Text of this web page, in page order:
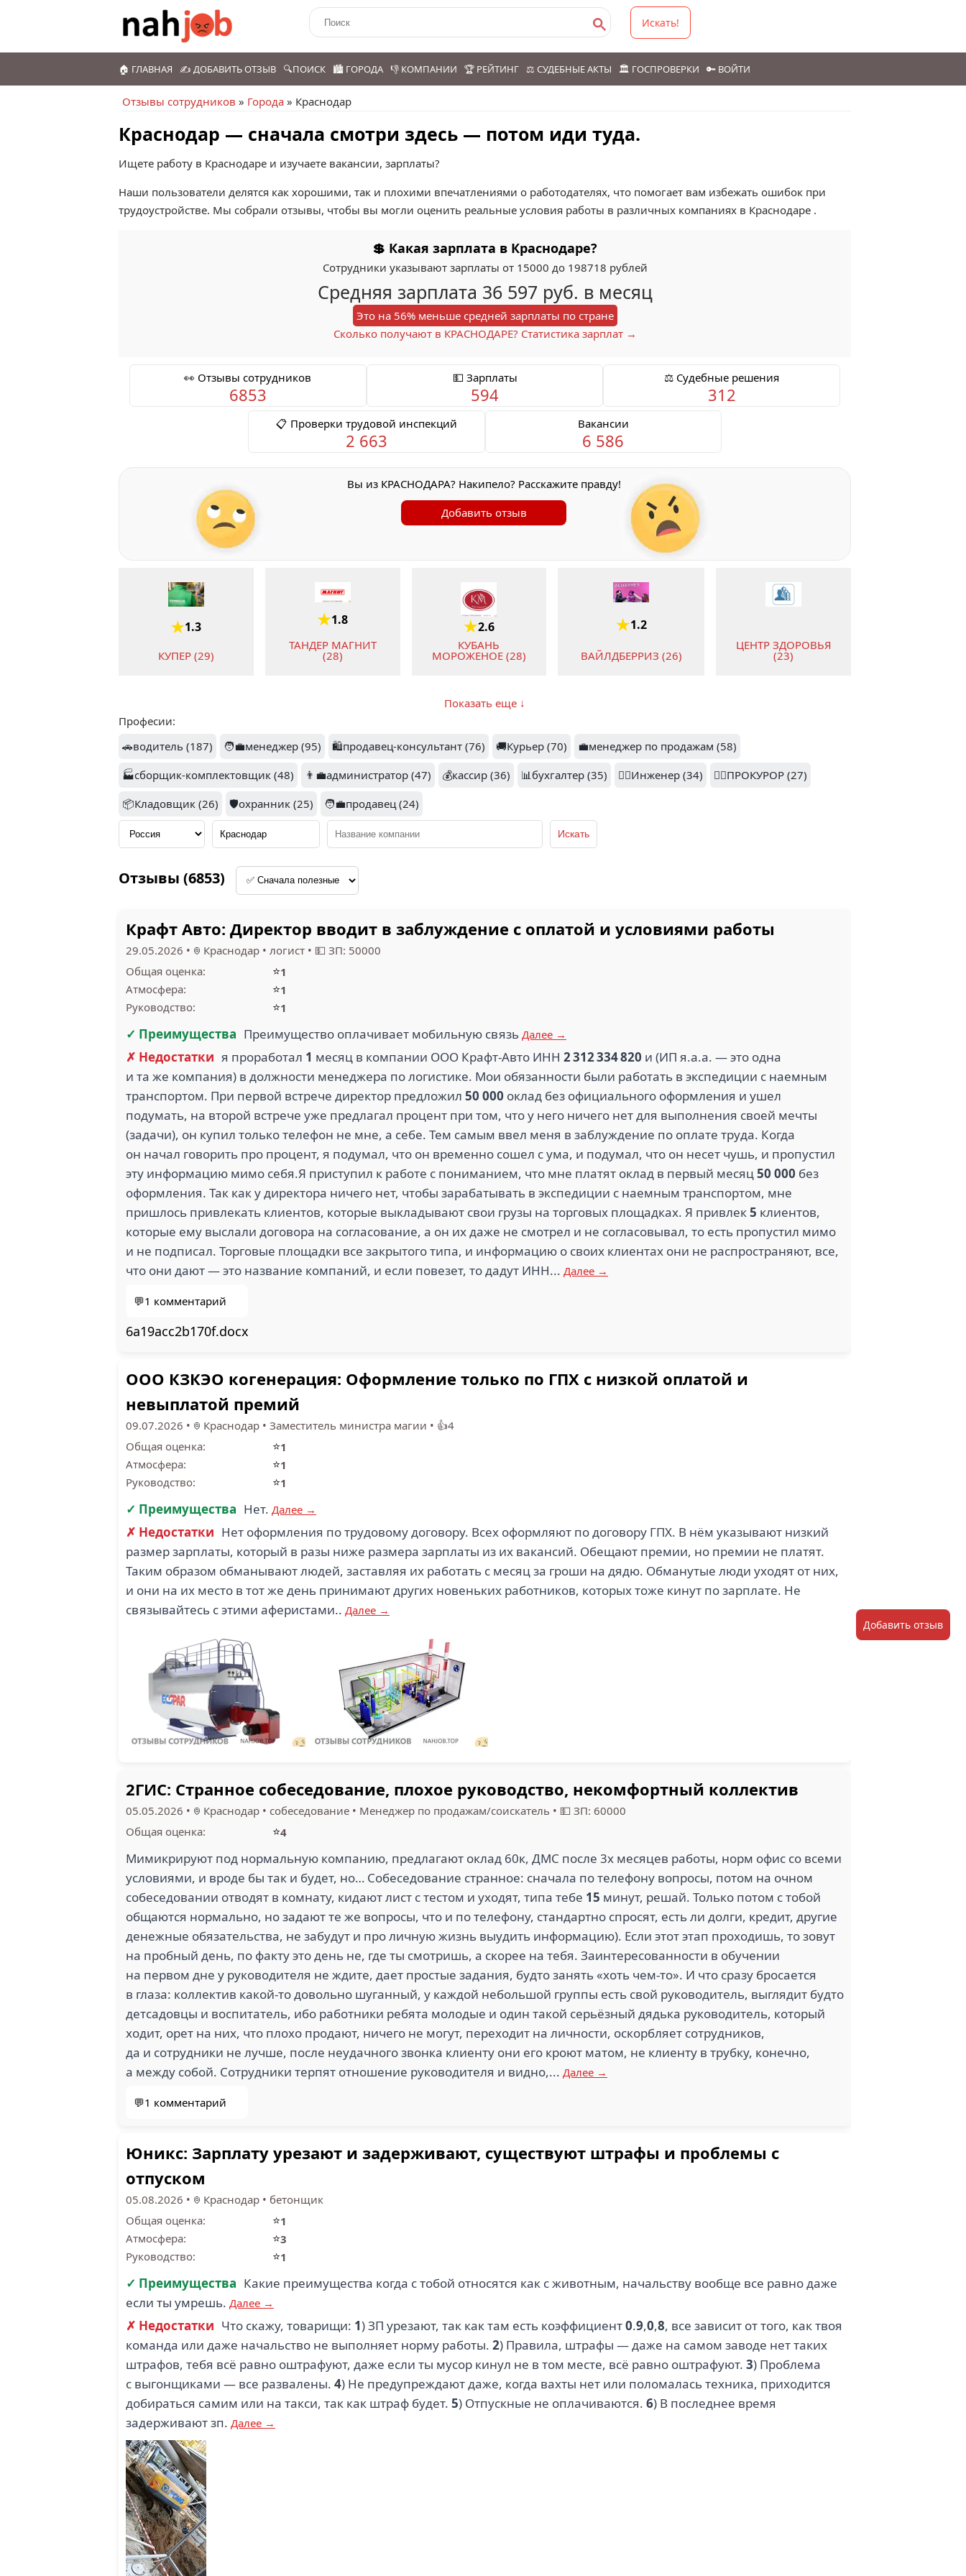
Искать!
🏠 ГЛАВНАЯ ✍️ ДОБАВИТЬ ОТЗЫВ 🔍ПОИСК 🏙️ ГОРОДА 👎 КОМПАНИИ 🏆 РЕЙТИНГ ⚖️ СУДЕБНЫЕ АКТЫ 🏛️ ГОСПРОВЕРКИ 🔑 ВОЙТИ
Отзывы сотрудников » Города » Краснодар
Краснодар — сначала смотри здесь — потом иди туда.
Ищете работу в Краснодаре и изучаете вакансии, зарплаты?
Наши пользователи делятся как хорошими, так и плохими впечатлениями о работодателях, что помогает вам избежать ошибок при
трудоустройстве. Мы собрали отзывы, чтобы вы могли оценить реальные условия работы в различных компаниях в Краснодаре .
💲 Какая зарплата в Краснодаре?
Сотрудники указывают зарплаты от 15000 до 198718 рублей
Средняя зарплата 36 597 руб. в месяц
Это на 56% меньше средней зарплаты по стране
Сколько получают в КРАСНОДАРЕ? Статистика зарплат →
👀 Отзывы сотрудников
6853
💵 Зарплаты
594
⚖️ Судебные решения
312
📋 Проверки трудовой инспекций
2 663
Вакансии
6 586
Вы из КРАСНОДАРА? Накипело? Расскажите правду!
Добавить отзыв
1.3
КУПЕР (29)
1.8
ТАНДЕР МАГНИТ
(28)
2.6
КУБАНЬ
МОРОЖЕНОЕ (28)
1.2
ВАЙЛДБЕРРИЗ (26)
ЦЕНТР ЗДОРОВЬЯ
(23)
1.9
АЛКОТЕКА (23)
1.6
БАРСИК (22)
1
КЛЮЧАВТО (21)
3
Н.И.ТКАЧЕВА (19) (18)
3
НЕВА (17)
САФАРИ ПАРК (15)
АГРОКОМПЛЕКС
(13) МИР ОХОТЫ (13)
5
АЯКС РИЭЛТ (13)
1.1
АПРЕЛЬ (13)
СЕМЕЙНЫЕ
ТРАДИЦИИ (13)
Показать еще ↓
Професии:
🚗водитель (187)
🧑‍💼менеджер (95) 🛍️продавец-консультант (76) 🚚Курьер (70)
💼менеджер по продажам (58)
🏭сборщик-комплектовщик (48)
👨‍💼администратор (47) 💰кассир (36) 📊бухгалтер (35) 👷‍♂️Инженер (34)
👨‍⚖️ПРОКУРОР (27)
📦Кладовщик (26)
🛡️охранник (25) 🧑‍💼продавец (24)
Отзывы (6853)
Крафт Авто: Директор вводит в заблуждение с оплатой и условиями работы
29.05.2026 • Краснодар • логист • 💵 ЗП: 50000
Общая оценка:
⭐1
Атмосфера:
⭐1
Руководство:
⭐1
✓ Преимущества Преимущество оплачивает мобильную связь Далее →
✗ Недостатки я проработал 1 месяц в компании ООО Крафт-Авто ИНН 2 312 334 820 и (ИП я.а.а. — это одна
и та же компания) в должности менеджера по логистике. Мои обязанности были работать в экспедиции с наемным
транспортом. При первой встрече директор предложил 50 000 оклад без официального оформления и ушел
подумать, на второй встрече уже предлагал процент при том, что у него ничего нет для выполнения своей мечты
(задачи), он купил только телефон не мне, а себе. Тем самым ввел меня в заблуждение по оплате труда. Когда
он начал говорить про процент, я подумал, что он временно сошел с ума, и подумал, что он несет чушь, и пропустил
эту информацию мимо себя.Я приступил к работе с пониманием, что мне платят оклад в первый месяц50 000 без
оформления. Так как у директора ничего нет, чтобы зарабатывать в экспедиции с наемным транспортом, мне
пришлось привлекать клиентов, которые выкладывают свои грузы на торговых площадках. Я привлек5 клиентов,
которые ему выслали договора на согласование, а он их даже не смотрел и не согласовывал, то есть пропустил мимо
и не подписал. Торговые площадки все закрытого типа, и информацию о своих клиентах они не распространяют, все,
что они дают — это название компаний, и если повезет, то дадут ИНН... Далее →
💬1 комментарий
6a19acc2b170f.docx
ООО КЗКЭО когенерация: Оформление только по ГПХ с низкой оплатой и
невыплатой премий
09.07.2026 • Краснодар • Заместитель министра магии • 👍4
Общая оценка:
⭐1
Атмосфера:
⭐1
Руководство:
⭐1
✓ Преимущества Нет. Далее →
✗ Недостатки Нет оформления по трудовому договору. Всех оформляют по договору ГПХ. В нём указывают низкий
размер зарплаты, который в разы ниже размера зарплаты из их вакансий. Обещают премии, но премии не платят.
Таким образом обманывают людей, заставляя их работать с месяц за гроши на дядю. Обманутые люди уходят от них,
и они на их место в тот же день принимают других новеньких работников, которых тоже кинут по зарплате. Не
связывайтесь с этими аферистами.. Далее →
2ГИС: Странное собеседование, плохое руководство, некомфортный коллектив
05.05.2026 • Краснодар • собеседование • Менеджер по продажам/соискатель • 💵 ЗП: 60000
Общая оценка:
⭐4
Мимикрируют под нормальную компанию, предлагают оклад 60к, ДМС после 3х месяцев работы, норм офис со всеми
условиями, и вроде бы так и будет, но… Собеседование странное: сначала по телефону вопросы, потом на очном
собеседовании отводят в комнату, кидают лист с тестом и уходят, типа тебе 15 минут, решай. Только потом с тобой
общаются нормально, но задают те же вопросы, что и по телефону, стандартно спросят, есть ли долги, кредит, другие
денежные обязательства, не забудут и про личную жизнь выудить информацию). Если этот этап проходишь, то зовут
на пробный день, по факту это день не, где ты смотришь, а скорее на тебя. Заинтересованности в обучении
на первом дне у руководителя не ждите, дает простые задания, будто занять «хоть чем-то». И что сразу бросается
в глаза: коллектив какой-то довольно шуганный, у каждой небольшой группы есть свой руководитель, выглядит будто
детсадовцы и воспитатель, ибо работники ребята молодые и один такой серьёзный дядька руководитель, который
ходит, орет на них, что плохо продают, ничего не могут, переходит на личности, оскорбляет сотрудников,
да и сотрудники не лучше, после неудачного звонка клиенту они его кроют матом, не клиенту в трубку, конечно,
а между собой. Сотрудники терпят отношение руководителя и видно,... Далее →
💬1 комментарий
Юникс: Зарплату урезают и задерживают, существуют штрафы и проблемы с
отпуском
05.08.2026 • Краснодар • бетонщик
Общая оценка:
⭐1
Атмосфера:
⭐3
Руководство:
⭐1
✓ Преимущества Какие преимущества когда с тобой относятся как с животным, начальству вообще все равно даже
если ты умрешь. Далее →
✗ Недостатки Что скажу, товарищи: 1) ЗП урезают, так как там есть коэффициент0.9,0,8, все зависит от того, как твоя
команда или даже начальство не выполняет норму работы. 2) Правила, штрафы — даже на самом заводе нет таких
штрафов, тебя всё равно оштрафуют, даже если ты мусор кинул не в том месте, всё равно оштрафуют. 3) Проблема
с выгонщиками — все развалены. 4) Не предупреждают даже, когда вахты нет или поломалась техника, приходится
добираться самим или на такси, так как штраф будет. 5) Отпускные не оплачиваются. 6) В последнее время
задерживают зп. Далее →
Добавить отзыв